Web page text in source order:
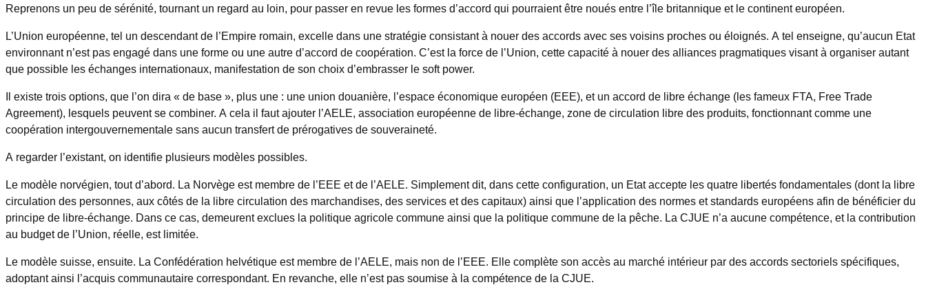
Reprenons un peu de sérénité, tournant un regard au loin, pour passer en revue les formes d’accord qui pourraient être noués entre l’île britannique et le continent européen.
L’Union européenne, tel un descendant de l’Empire romain, excelle dans une stratégie consistant à nouer des accords avec ses voisins proches ou éloignés. A tel enseigne, qu’aucun Etat
environnant n’est pas engagé dans une forme ou une autre d’accord de coopération. C’est la force de l’Union, cette capacité à nouer des alliances pragmatiques visant à organiser autant
que possible les échanges internationaux, manifestation de son choix d’embrasser le soft power.
Il existe trois options, que l’on dira « de base », plus une : une union douanière, l’espace économique européen (EEE), et un accord de libre échange (les fameux FTA, Free Trade
Agreement), lesquels peuvent se combiner. A cela il faut ajouter l’AELE, association européenne de libre-échange, zone de circulation libre des produits, fonctionnant comme une
coopération intergouvernementale sans aucun transfert de prérogatives de souveraineté.
A regarder l’existant, on identifie plusieurs modèles possibles.
Le modèle norvégien, tout d’abord. La Norvège est membre de l’EEE et de l’AELE. Simplement dit, dans cette configuration, un Etat accepte les quatre libertés fondamentales (dont la libre
circulation des personnes, aux côtés de la libre circulation des marchandises, des services et des capitaux) ainsi que l’application des normes et standards européens afin de bénéficier du
principe de libre-échange. Dans ce cas, demeurent exclues la politique agricole commune ainsi que la politique commune de la pêche. La CJUE n’a aucune compétence, et la contribution
au budget de l’Union, réelle, est limitée.
Le modèle suisse, ensuite. La Confédération helvétique est membre de l’AELE, mais non de l’EEE. Elle complète son accès au marché intérieur par des accords sectoriels spécifiques,
adoptant ainsi l’acquis communautaire correspondant. En revanche, elle n’est pas soumise à la compétence de la CJUE.